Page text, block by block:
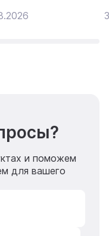
и поможем
для вашего